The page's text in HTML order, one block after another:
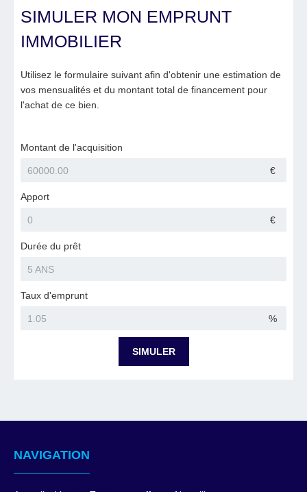
SIMULER MON EMPRUNT
IMMOBILIER
Utilisez le formulaire suivant afin d'obtenir une estimation de
vos mensualités et du montant total de financement pour
l'achat de ce bien.
Montant de l'acquisition
€
Apport
€
Durée du prêt
Taux d'emprunt
%
NAVIGATION